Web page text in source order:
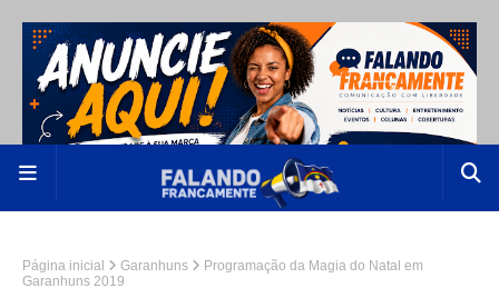
Página inicial Garanhuns
Programação da Magia do Natal em
Garanhuns 2019